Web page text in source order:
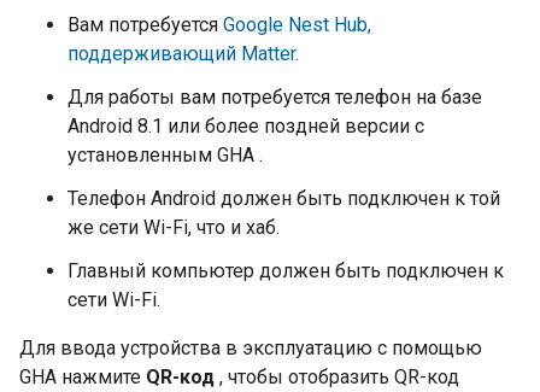
Вам потребуется Google Nest Hub,
поддерживающий Matter.
Для работы вам потребуется телефон на базе
Android 8.1 или более поздней версии с
установленным GHA .
Телефон Android должен быть подключен к той
же сети Wi-Fi, что и хаб.
Главный компьютер должен быть подключен к
сети Wi-Fi.
Для ввода устройства в эксплуатацию с помощью
GHA нажмите QR-код , чтобы отобразить QR-код